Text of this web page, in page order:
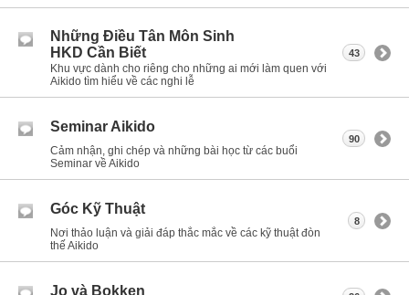
Những Điều Tân Môn Sinh
HKD Cần Biết
Khu vực dành cho riêng cho những ai mới làm quen với
Aikido tìm hiểu về các nghi lễ
43
Seminar Aikido
Cảm nhận, ghi chép và những bài học từ các buổi
Seminar về Aikido
90
Góc Kỹ Thuật
Nơi thảo luận và giải đáp thắc mắc về các kỹ thuật đòn
thế Aikido
8
Jo và Bokken